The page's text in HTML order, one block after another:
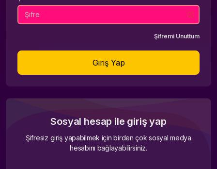
Şifremi Unuttum
Giriş Yap
Sosyal hesap ile giriş yap
Şifresiz giriş yapabilmek için birden çok sosyal medya
hesabını bağlayabilirsiniz.